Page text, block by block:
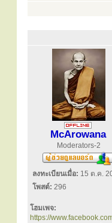
McArowana
Moderators-2
ลงทะเบียนเมื่อ: 15 ต.ค.
โพสต์: 296
โฮมเพจ:
https://